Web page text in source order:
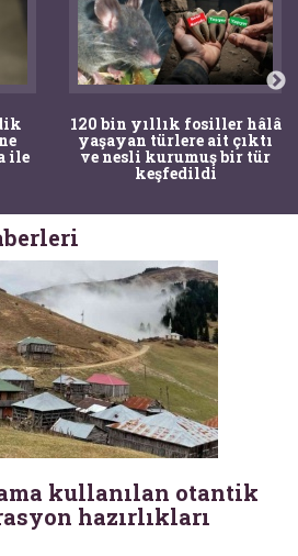
ile
120 bin yıllık fosiller hâlâ
yaşayan türlere ait çıktı
ve nesli kurumuş bir tür
keşfedildi
kullanılan otantik
hazırlıkları